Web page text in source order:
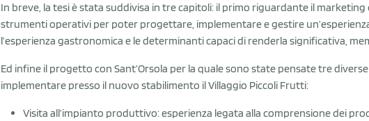
In breve, la tesi è stata suddivisa in tre capitoli: il primo riguardante il marketing
strumenti operativi per poter progettare, implementare e gestire
l’esperienza gastronomica e le determinanti capaci di renderla significativa,
Ed infine il progetto con Sant’Orsola per la quale sono state pensate tre
implementare presso il nuovo stabilimento il Villaggio Piccoli Frutti:
Visita all’impianto produttivo: esperienza legata alla comprensione dei